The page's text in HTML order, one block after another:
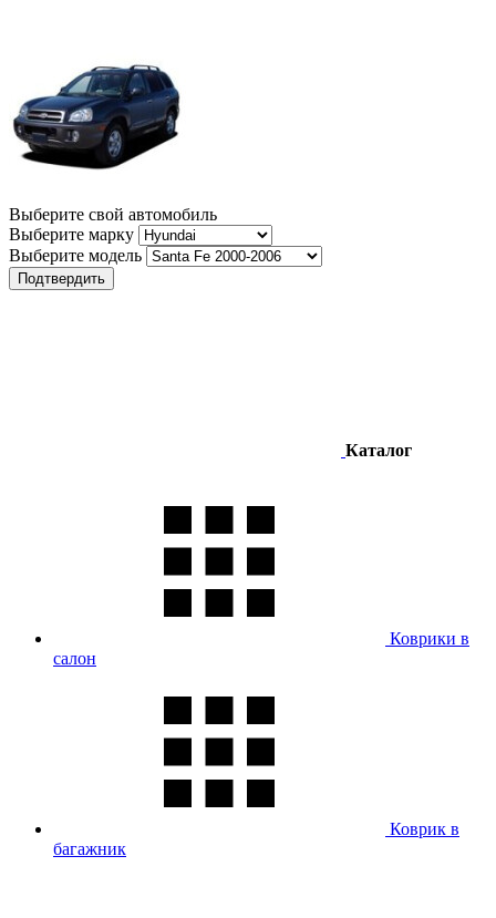
Выберите свой автомобиль
Выберите марку
Выберите модель
Подтвердить
Каталог
Коврики в
салон
Коврик в
багажник